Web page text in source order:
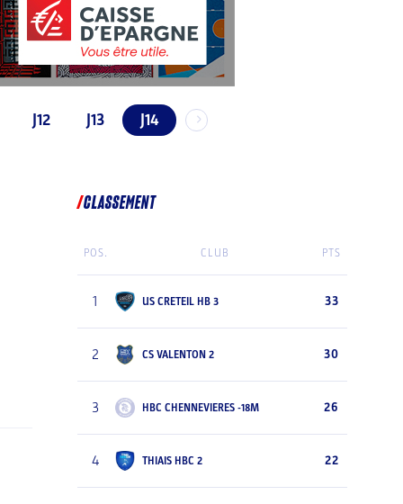
J12 J13 J14
CLASSEMENT
POS. CLUB PTS
1 US CRETEIL HB 3 33
2 CS VALENTON 2 30
3 HBC CHENNEVIERES -18M 26
4 THIAIS HBC 2 22